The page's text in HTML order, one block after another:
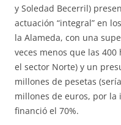
y Soledad Becerril)
actuación “integral” en
la Alameda, con una
veces menos que las
el sector Norte) y un
millones de pesetas
millones de euros, por la
financió el 70%.